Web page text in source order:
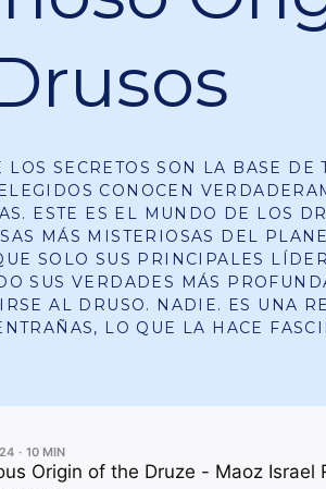
SECRETOS SON LA BASE DE
CONOCEN
ESTE ES EL MUNDO DE LOS
MÁS MISTERIOSAS DEL
SOLO SUS PRINCIPALES
SUS VERDADES MÁS
AL DRUSO. NADIE. ES UNA
LO QUE LA HACE